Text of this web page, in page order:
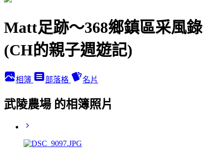
Matt足跡～368鄉鎮區采風錄
(CH的親子週遊記)
相簿 部落格 名片
武陵農場 的相簿照片